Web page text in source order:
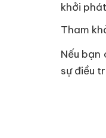
khởi
Tham
Nếu bạn
sự điều